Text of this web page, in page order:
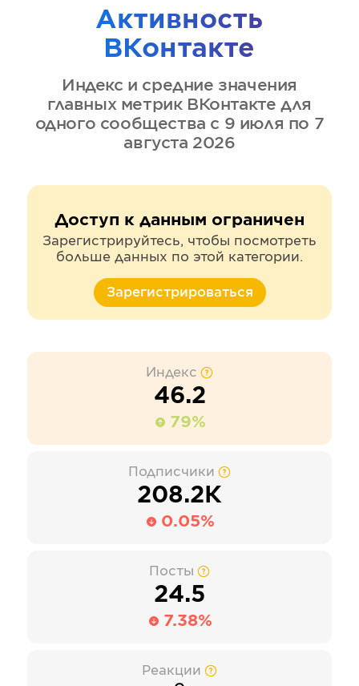
Активность
ВКонтакте
Индекс и средние значения
главных метрик ВКонтакте для
одного сообщества с 9 июля по 7
августа 2026
Доступ к данным ограничен
Зарегистрируйтесь, чтобы посмотреть
больше данных по этой категории.
Зарегистрироваться
Индекс
46.2
79%
Подписчики
208.2К
0.05%
Посты
24.5
7.38%
Реакции